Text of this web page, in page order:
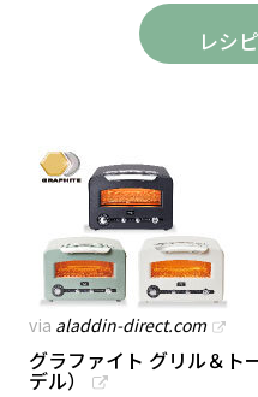
レシ
via aladdin-direct.com
グラファイト グリル＆ト
デル）